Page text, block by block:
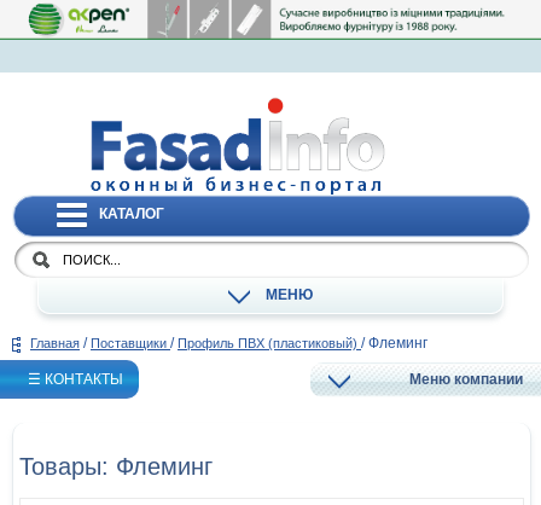
КАТАЛОГ
МЕНЮ
Главная / Поставщики / Профиль ПВХ (пластиковый) / Флеминг
☰ КОНТАКТЫ Меню компании
Товары: Флеминг